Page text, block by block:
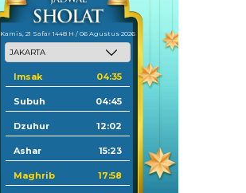
Kamis, 21 Safar 1448 H / 06 Agustus 2026
Imsak 04:35
Subuh 04:45
Dzuhur 12:02
Ashar 15:23
Maghrib 17:58